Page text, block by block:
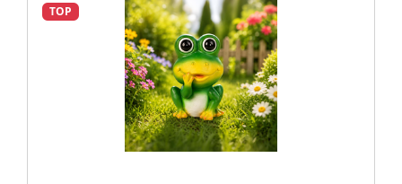
TOP